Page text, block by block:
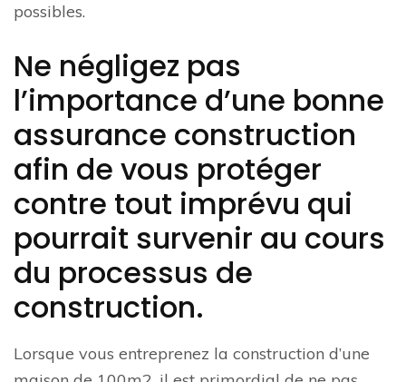
possibles.
Ne négligez pas
l’importance d’une bonne
assurance construction
afin de vous protéger
contre tout imprévu qui
pourrait survenir au cours
du processus de
construction.
Lorsque vous entreprenez la construction d’une